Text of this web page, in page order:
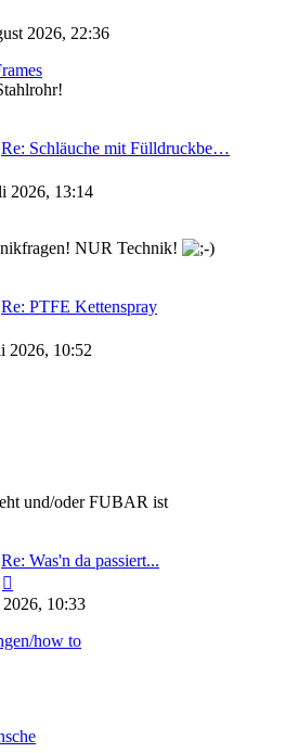
2026, 22:36
Re: Schläuche mit Fülldruckbe…
2026, 13:14
NUR Technik!
Re: PTFE Kettenspray
2026, 10:52
und/oder FUBAR ist
Re: Was'n da passiert...
Beitrag10:33
how to